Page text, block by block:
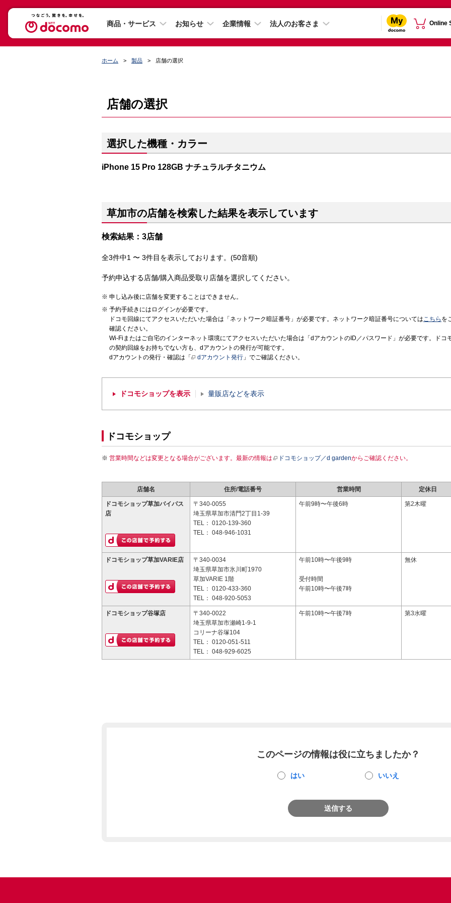
商品・サービス お知らせ 企業情報 法人のお客さま Online
ホーム 製品 店舗の選択
店舗の選択
選択した機種・カラー
iPhone 15 Pro 128GB ナチュラルチタニウム
草加市の店舗を検索した結果を表示しています
検索結果：3店舗
全3件中1 〜 3件目を表示しております。(50音順)
予約申込する店舗/購入商品受取り店舗を選択してください。
申し込み後に店舗を変更することはできません。
予約手続きにはログインが必要です。
ドコモ回線にてアクセスいただいた場合は「ネットワーク暗証番号」が必要です。ネットワーク暗証番号についてはこちら を
確認ください。
Wi-Fiまたはご自宅のインターネット環境にてアクセスいただいた場合は「dアカウントのID／パスワード」が必要です。ドコ
の契約回線をお持ちでない方も、dアカウントの発行が可能です。
dアカウントの発行・確認は「
dアカウント発行 」でご確認ください。
ドコモショップを表示 量販店などを表示
ドコモショップ
営業時間などは変更となる場合がございます。最新の情報は ドコモショップ／d gardenからご確認ください。
店舗名 住所/電話番号 営業時間 定休日
ドコモショップ草加バイパス
店
〒340-0055
埼玉県草加市清門2丁目1-39
TEL： 0120-139-360
TEL： 048-946-1031
午前9時〜午後6時 第2木曜
ドコモショップ草加VARIE店
〒340-0034
埼玉県草加市氷川町1970
草加VARIE 1階
TEL： 0120-433-360
TEL： 048-920-5053
午前10時〜午後9時
受付時間
午前10時〜午後7時
無休
ドコモショップ谷塚店
〒340-0022
埼玉県草加市瀬崎1-9-1
コリーナ谷塚104
TEL： 0120-051-511
TEL： 048-929-6025
午前10時〜午後7時 第3水曜
このページの情報は役に立ちましたか？
はい いいえ
送信する